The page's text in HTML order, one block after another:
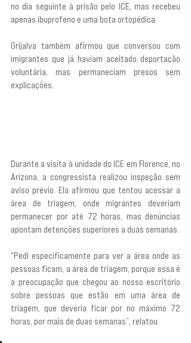
no dia seguinte à prisão pelo ICE, mas recebeu
apenas ibuprofeno e uma bota ortopédica.
Grijalva também afirmou que conversou com
imigrantes que já haviam aceitado deportação
voluntária, mas permaneciam presos sem
explicações.
Durante a visita à unidade do ICE em Florence, no
Arizona, a congressista realizou inspeção sem
aviso prévio. Ela afirmou que tentou acessar a
área de triagem, onde migrantes deveriam
permanecer por até 72 horas, mas denúncias
apontam detenções superiores a duas semanas.
“Pedi especificamente para ver a área onde as
pessoas ficam, a área de triagem, porque essa é
a preocupação que chegou ao nosso escritório
sobre pessoas que estão em uma área de
triagem, que deveria ficar por no máximo 72
horas, por mais de duas semanas”, relatou.